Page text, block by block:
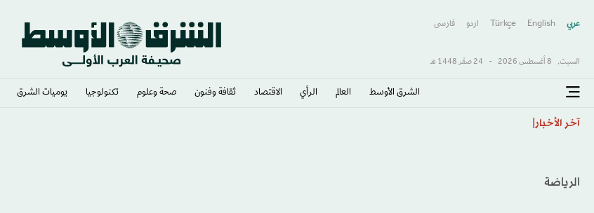
عربي English
Türkçe اردو فارسى
السبت, 8 أغسطس 2026 - 24 صفَر 1448 هـ
الشرق الأوسط​ العالم الرأي الاقتصاد ثقافة وفنون صحة وعلوم تكنولوجيا يوميات الشرق​
آخر الأخبار
الرياضة